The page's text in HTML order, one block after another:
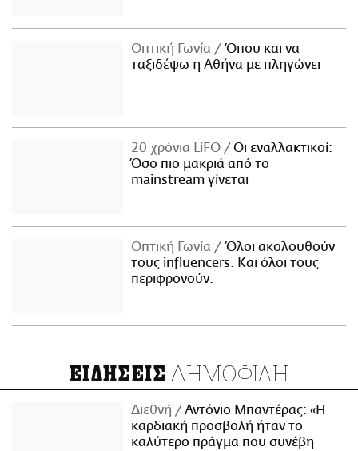
Οπτική Γωνία
Όπου και να
ταξιδέψω η Αθήνα με πληγώνει
20 χρόνια LiFO
Οι εναλλακτικοί:
Όσο πιο μακριά από το
mainstream γίνεται
Οπτική Γωνία
Όλοι ακολουθούν
τους influencers. Και όλοι τους
περιφρονούν.
ΕΙΔΗΣΕΙΣ ΔΗΜΟΦΙΛΗ
Διεθνή
Αντόνιο Μπαντέρας: «Η
καρδιακή προσβολή ήταν το
καλύτερο πράγμα που συνέβη